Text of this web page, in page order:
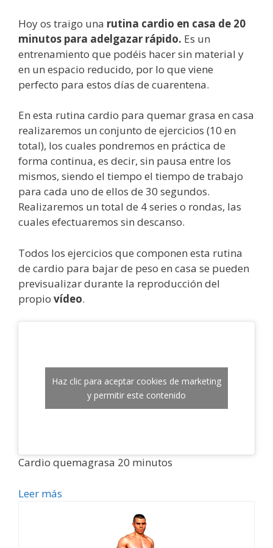
Hoy os traigo una rutina cardio en casa de 20
minutos para adelgazar rápido. Es un
entrenamiento que podéis hacer sin material y
en un espacio reducido, por lo que viene
perfecto para estos días de cuarentena.
En esta rutina cardio para quemar grasa en casa
realizaremos un conjunto de ejercicios (10 en
total), los cuales pondremos en práctica de
forma continua, es decir, sin pausa entre los
mismos, siendo el tiempo el tiempo de trabajo
para cada uno de ellos de 30 segundos.
Realizaremos un total de 4 series o rondas, las
cuales efectuaremos sin descanso.
Todos los ejercicios que componen esta rutina
de cardio para bajar de peso en casa se pueden
previsualizar durante la reproducción del
propio vídeo.
Haz clic para aceptar cookies de marketing
y permitir este contenido
Cardio quemagrasa 20 minutos
Leer más